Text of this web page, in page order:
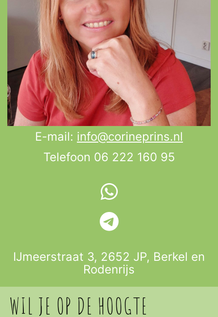
E-mail: info@corineprins.nl
Telefoon 06 222 160 95
IJmeerstraat 3, 2652 JP, Berkel en
Rodenrijs
WIL JE OP DE HOOGTE